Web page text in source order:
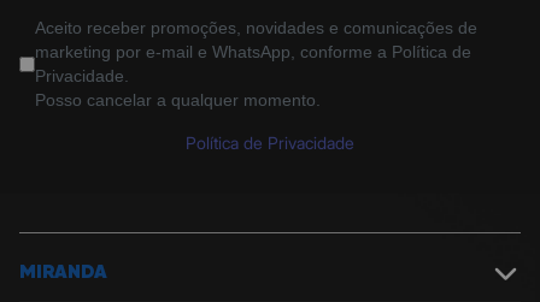
Aceito receber promoções, novidades e comunicações de
marketing por e-mail e WhatsApp, conforme a Política de
Privacidade.
Posso cancelar a qualquer momento.
Política de Privacidade
MIRANDA